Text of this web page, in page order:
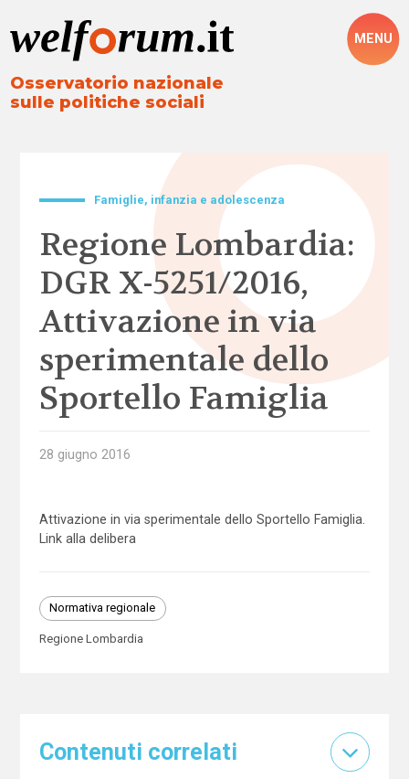
Osservatorio nazionale
sulle politiche sociali
MENU
Famiglie, infanzia e adolescenza
Regione Lombardia:
DGR X-5251/2016,
Attivazione in via
sperimentale dello
Sportello Famiglia
28 giugno 2016
Attivazione in via sperimentale dello Sportello Famiglia.
Link alla delibera
Normativa regionale
Regione Lombardia
Contenuti correlati